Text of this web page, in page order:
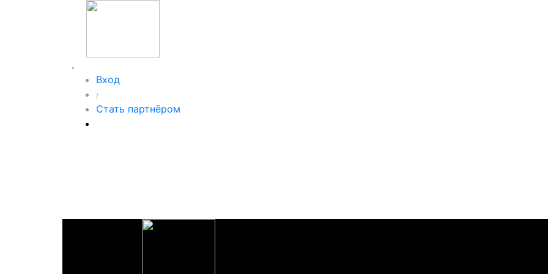
.
Вход
/
Стать партнёром